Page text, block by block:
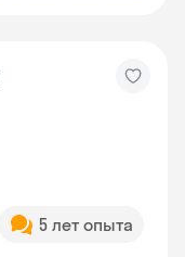
5 лет опыта